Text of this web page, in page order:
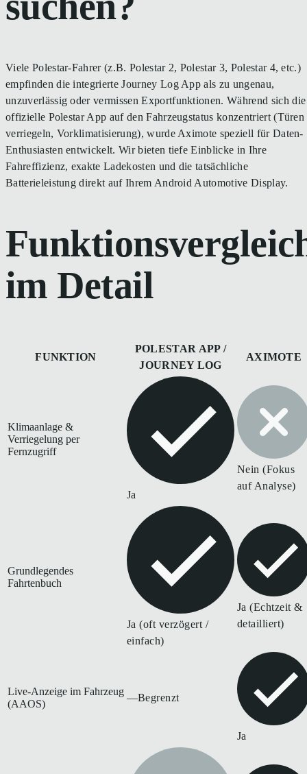
Viele Polestar-Fahrer (z.B. Polestar 2, Polestar 3, Polestar 4, etc.)
empfinden die integrierte Journey Log App als zu ungenau,
unzuverlässig oder vermissen Exportfunktionen. Während sich die
offizielle Polestar App auf den Fahrzeugstatus konzentriert (Türen
verriegeln, Vorklimatisierung), wurde Aximote speziell für Daten-
Enthusiasten entwickelt. Wir bieten tiefe Einblicke in Ihre
Fahreffizienz, exakte Ladekosten und die tatsächliche
Batterieleistung direkt auf Ihrem Android Automotive Display.
im Detail
FUNKTION
POLESTAR APP /
JOURNEY LOG
AXIMOTE
Klimaanlage &
Verriegelung per
Fernzugriff
Ja
Nein (Fokus
auf Analyse)
Grundlegendes
Fahrtenbuch
Ja (oft verzögert /
einfach)
Ja (Echtzeit &
detailliert)
Live-Anzeige im Fahrzeug
(AAOS)
—Begrenzt
Ja